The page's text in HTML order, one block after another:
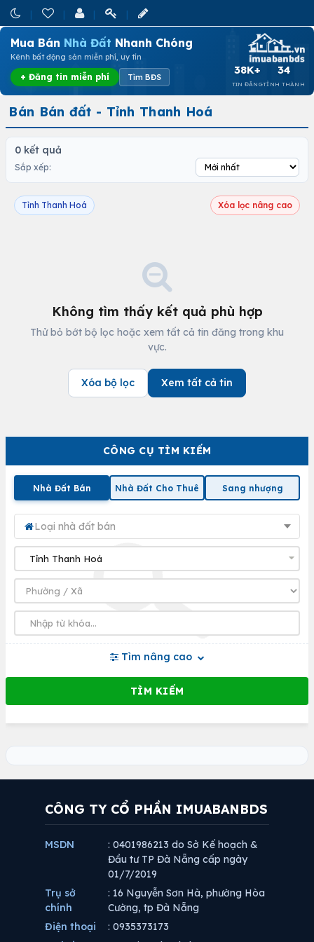
Mua Bán Nhà Đất Nhanh Chóng
Kênh bất động sản miễn phí, uy tín
+ Đăng tin miễn phí Tìm BĐS
38K+
TIN ĐĂNG
34
TỈNH THÀNH
CÔNG CỤ TÌM KIẾM
Nhà Đất Bán Nhà Đất Cho Thuê Sang nhượng
Loại nhà đất bán
Tìm nâng cao
Bán Bán đất - Tỉnh Thanh Hoá
0 kết quả
Sắp xếp:
Tỉnh Thanh Hoá Xóa lọc nâng cao
Không tìm thấy kết quả phù hợp
Thử bỏ bớt bộ lọc hoặc xem tất cả tin đăng trong khu
vực.
Xóa bộ lọc Xem tất cả tin
CÔNG TY CỔ PHẦN IMUABANBDS
MSDN
: 0401986213 do Sở Kế hoạch &
Đầu tư TP Đà Nẵng cấp ngày
01/7/2019
Trụ sở
chính
: 16 Nguyễn Sơn Hà, phường Hòa
Cường, tp Đà Nẵng
Điện thoại
: 0935373173